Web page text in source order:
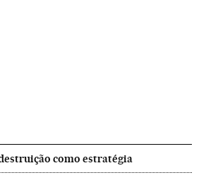
como estratégia